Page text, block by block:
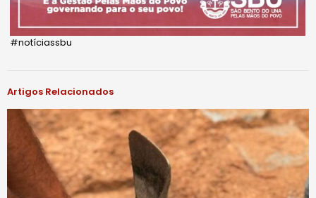
#notíciassbu
Artigos Relacionados